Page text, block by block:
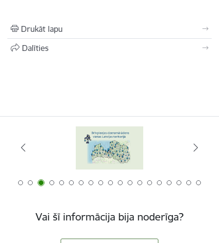
Drukāt lapu
Dalīties
Vai šī informācija bija noderīga?